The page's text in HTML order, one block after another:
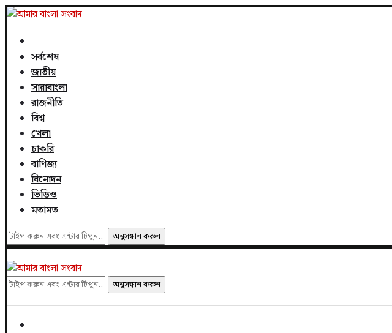
সর্বশেষ
জাতীয়
সারাবাংলা
রাজনীতি
বিশ্ব
খেলা
চাকরি
বাণিজ্য
বিনোদন
ভিডিও
মতামত
অনুসন্ধান করুন
অনুসন্ধান করুন